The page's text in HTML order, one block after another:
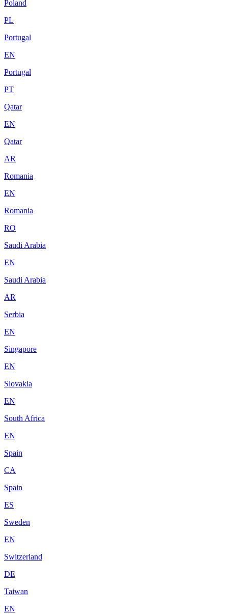
Poland
PL
Portugal
EN
Portugal
PT
Qatar
EN
Qatar
AR
Romania
EN
Romania
RO
Saudi Arabia
EN
Saudi Arabia
AR
Serbia
EN
Singapore
EN
Slovakia
EN
South Africa
EN
Spain
CA
Spain
ES
Sweden
EN
Switzerland
DE
Taiwan
EN